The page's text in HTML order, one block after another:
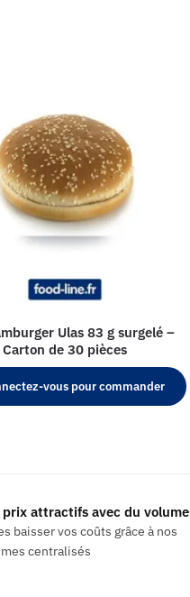
Ulas 83 g surgelé –
Carton de 30 pièces
vous pour commander
prix attractifs avec du volume
baisser vos coûts grâce à nos
centralisés